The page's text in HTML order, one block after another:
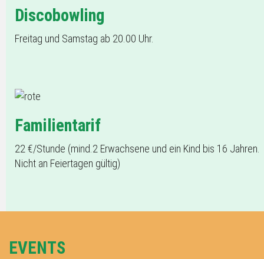
Discobowling
Freitag und Samstag ab 20.00 Uhr.
Familientarif
22 €/Stunde (mind.2 Erwachsene und ein Kind bis 16 Jahren.
Nicht an Feiertagen gültig)
EVENTS